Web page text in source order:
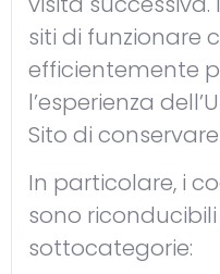
siti di funzionare
efficientemente
l’esperienza
Sito di
In particolare, i
sono
sottocategorie: